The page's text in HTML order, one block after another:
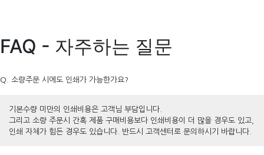
FAQ - 자주하는 질문
Q. 소량주문 시에도 인쇄가 가능한가요?
기본수량 미만의 인쇄비용은 고객님 부담입니다.
그리고 소량 주문시 간혹 제품 구매비용보다 인쇄비용이 더 많을 경우도 있고,
인쇄 자체가 힘든 경우도 있습니다. 반드시 고객센터로 문의하시기 바랍니다.